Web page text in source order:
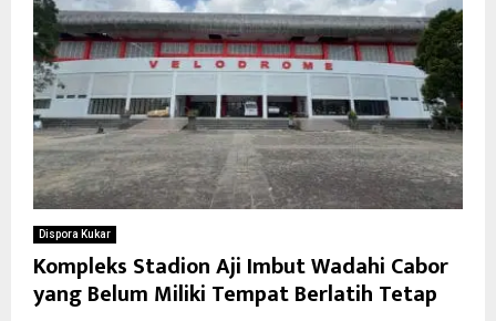
Dispora Kukar
Kompleks Stadion Aji Imbut Wadahi Cabor
yang Belum Miliki Tempat Berlatih Tetap